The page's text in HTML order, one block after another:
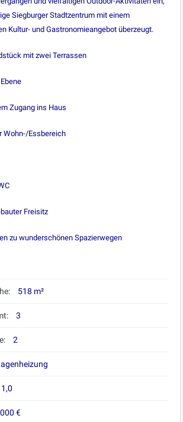
Siegburger Stadtzentrum mit einem
Kultur- und Gastronomieangebot überzeugt.
mit zwei Terrassen
Zugang ins Haus
Wohn-/Essbereich
Freisitz
zu wunderschönen Spazierwegen
518 m²
3
2
1,0
€